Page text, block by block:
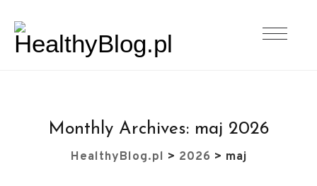
Monthly Archives: maj 2026
HealthyBlog.pl > 2026 > maj